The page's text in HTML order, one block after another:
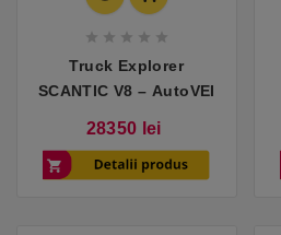
    
Truck Explorer
SCANTIC V8 – AutoVEI
28350 lei